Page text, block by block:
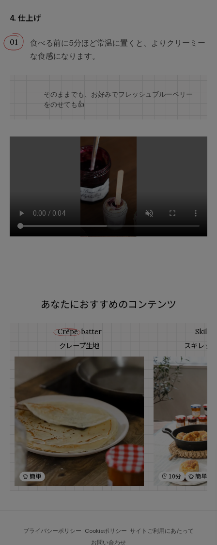
4. 仕上げ
食べる前に5分ほど常温に置くと、よりクリーミー
な食感になります。
そのままでも、お好みでフレッシュブルーベリー
をのせても👍
あなたにおすすめのコンテンツ
Crêpebatter
クレープ生地
簡単
スキレッ
10分 簡単
プライバシーポリシー Cookieポリシー サイトご利用にあたって
お問い合わせ